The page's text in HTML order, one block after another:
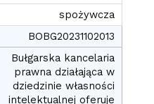
spożywcza
BOBG20231102013
Bułgarska kancelaria
prawna działająca w
dziedzinie własności
intelektualnej oferuje